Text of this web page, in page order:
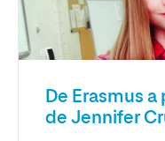
De Erasmus
de Jennifer